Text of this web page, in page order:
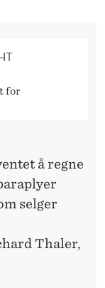
for
å regne
selger
Thaler,